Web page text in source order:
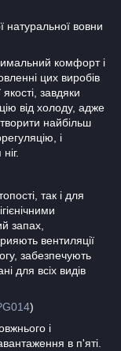
натуральної вовни
комфорт і
цих виробів
завдяки
від холоду, адже
найбільш
і
так і для
запах,
вентиляції
забезпечують
для всіх видів
)
і
в п'яті.